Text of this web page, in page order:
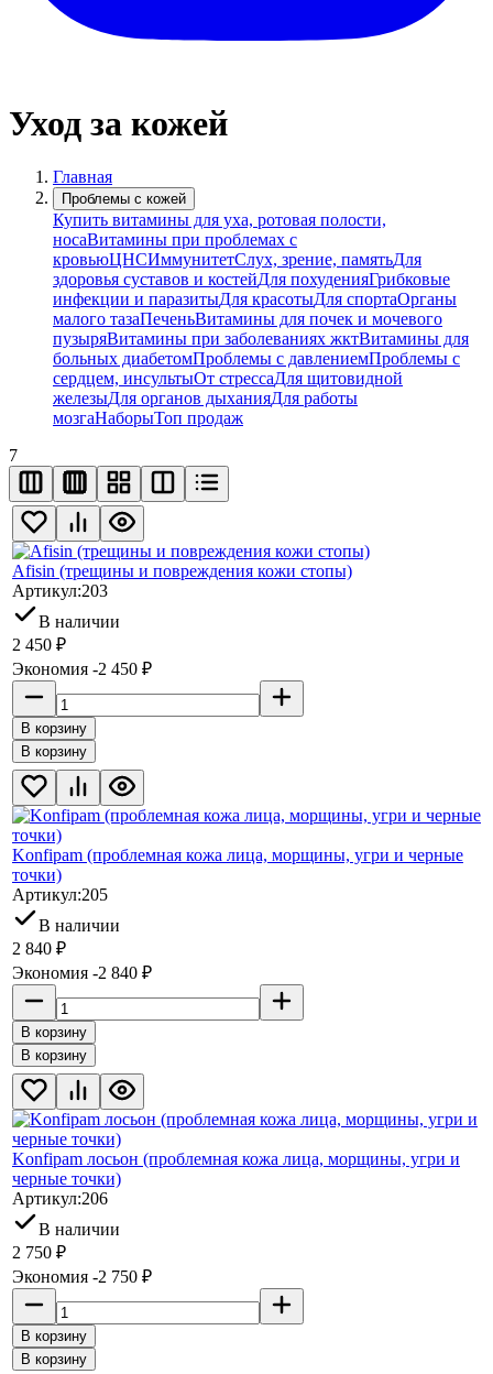
Уход за кожей
Главная
Проблемы с кожей
Купить витамины для уха, ротовая полости,
носаВитамины при проблемах с
кровьюЦНСИммунитетСлух, зрение, памятьДля
здоровья суставов и костейДля похуденияГрибковые
инфекции и паразитыДля красотыДля спортаОрганы
малого тазаПеченьВитамины для почек и мочевого
пузыряВитамины при заболеваниях жктВитамины для
больных диабетомПроблемы с давлениемПроблемы с
сердцем, инсультыОт стрессаДля щитовидной
железыДля органов дыханияДля работы
мозгаНаборыТоп продаж
7
Afisin (трещины и повреждения кожи стопы)
Артикул:203
В наличии
2 450 ₽
Экономия -2 450 ₽
В корзину
В корзину
Konfipam (проблемная кожа лица, морщины, угри и черные
точки)
Артикул:205
В наличии
2 840 ₽
Экономия -2 840 ₽
В корзину
В корзину
Konfipam лосьон (проблемная кожа лица, морщины, угри и
черные точки)
Артикул:206
В наличии
2 750 ₽
Экономия -2 750 ₽
В корзину
В корзину